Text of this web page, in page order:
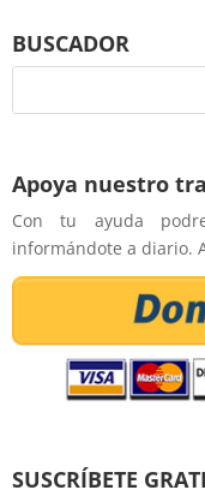
BUSCADOR
Apoya nuestro
Con tu ayuda
informándote a diario.
SUSCRÍBETE